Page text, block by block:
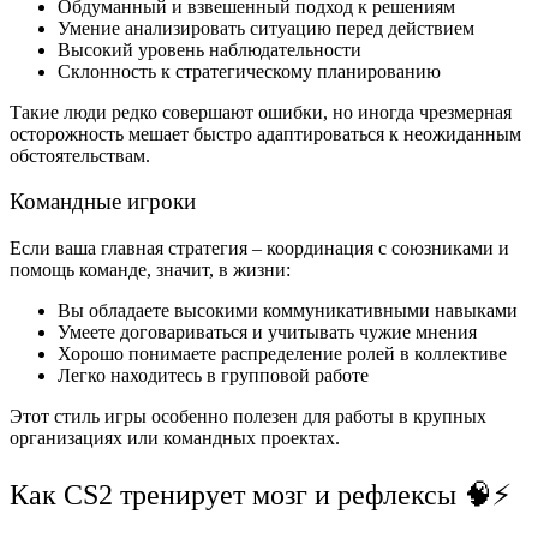
Обдуманный и взвешенный подход к решениям
Умение анализировать ситуацию перед действием
Высокий уровень наблюдательности
Склонность к стратегическому планированию
Такие люди редко совершают ошибки, но иногда чрезмерная
осторожность мешает быстро адаптироваться к неожиданным
обстоятельствам.
Командные игроки
Если ваша главная стратегия – координация с союзниками и
помощь команде, значит, в жизни:
Вы обладаете высокими коммуникативными навыками
Умеете договариваться и учитывать чужие мнения
Хорошо понимаете распределение ролей в коллективе
Легко находитесь в групповой работе
Этот стиль игры особенно полезен для работы в крупных
организациях или командных проектах.
Как CS2 тренирует мозг и рефлексы 🧠⚡